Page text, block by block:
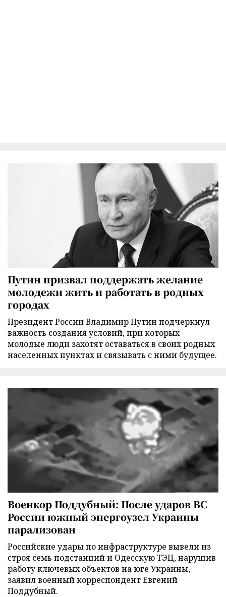
Путин призвал поддержать желание
молодежи жить и работать в родных
городах
Президент России Владимир Путин подчеркнул
важность создания условий, при которых
молодые люди захотят оставаться в своих родных
населенных пунктах и связывать с ними будущее.
Военкор Поддубный: После ударов ВС
России южный энергоузел Украины
парализован
Российские удары по инфраструктуре вывели из
строя семь подстанций и Одесскую ТЭЦ, нарушив
работу ключевых объектов на юге Украины,
заявил военный корреспондент Евгений
Поддубный.